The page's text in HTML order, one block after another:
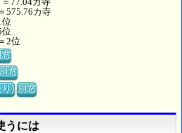
575.76カ寺
位
位
2位
窓
り) 別窓
うには